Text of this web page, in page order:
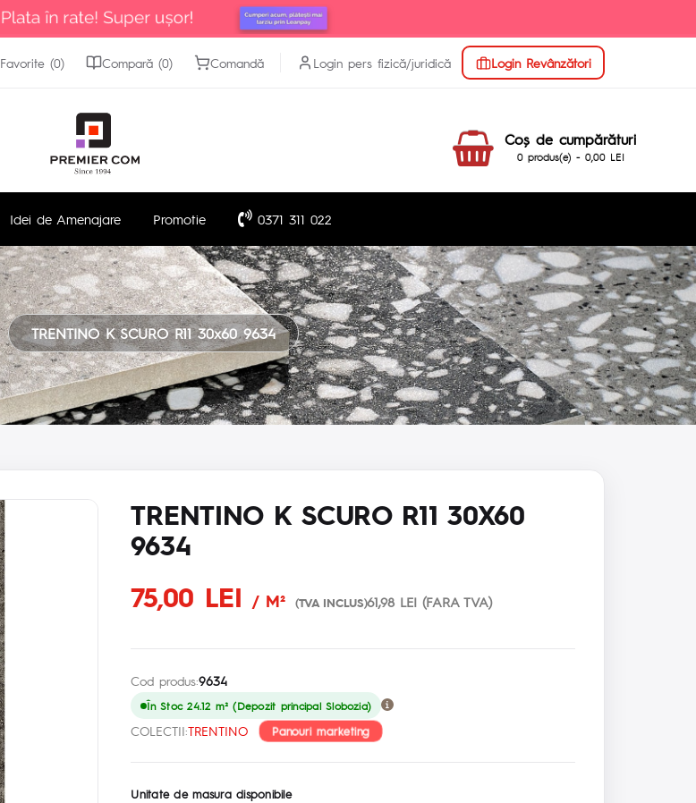
Login Revânzători
Login pers fizică/juridică
Favorite (0) Compară (0) Comandă
Coş de cumpărături
0 produs(e) - 0,00 LEI
Idei de Amenajare Promotie 0371 311 022
TRENTINO K SCURO R11 30x60 9634
TRENTINO K SCURO R11 30X60
9634
75,00 LEI
/ M² (TVA INCLUS)61,98 LEI (FARA TVA)
Cod produs:9634
În Stoc 24.12 m² (Depozit principal Slobozia)
COLECTII:TRENTINO Panouri marketing
Unitate de masura disponibile